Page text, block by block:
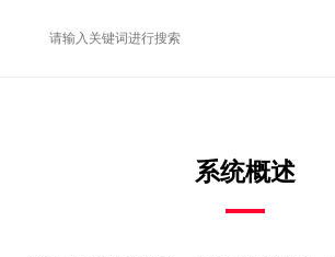
系统概述